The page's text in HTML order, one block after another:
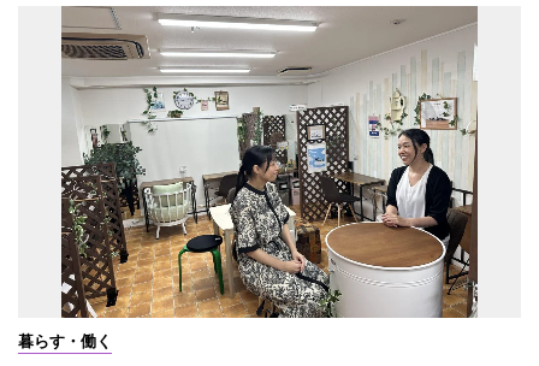
暮らす・働く